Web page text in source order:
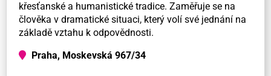
křesťanské a humanistické tradice. Zaměřuje se na
člověka v dramatické situaci, který volí své jednání na
základě vztahu k odpovědnosti.
Praha, Moskevská 967/34